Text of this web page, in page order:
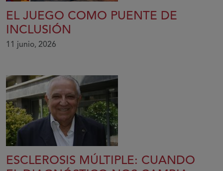
EL JUEGO COMO PUENTE DE
INCLUSIÓN
11 junio, 2026
ESCLEROSIS MÚLTIPLE: CUANDO